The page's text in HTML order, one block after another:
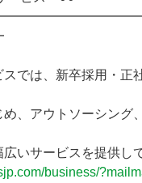
では、新卒採用・正
、アウトソーシング
いサービスを提供し
business/